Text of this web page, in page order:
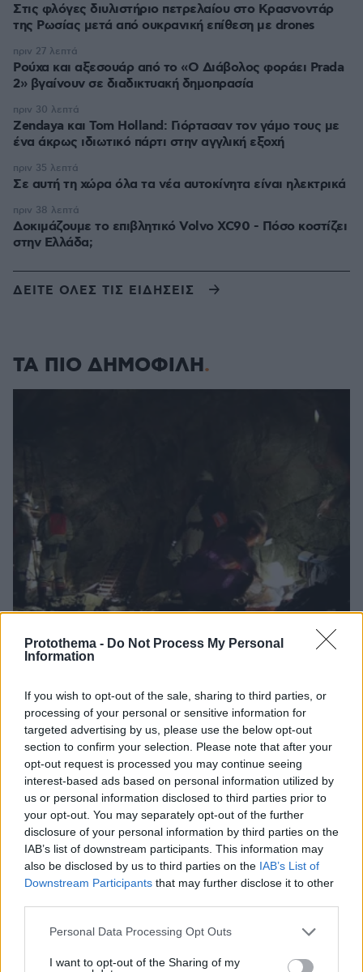
Protothema - Do Not Process My Personal
Information
If you wish to opt-out of the sale, sharing to third parties, or
processing of your personal or sensitive information for
targeted advertising by us, please use the below opt-out
section to confirm your selection. Please note that after your
opt-out request is processed you may continue seeing
interest-based ads based on personal information utilized by
us or personal information disclosed to third parties prior to
your opt-out. You may separately opt-out of the further
disclosure of your personal information by third parties on the
IAB’s list of downstream participants. This information may
also be disclosed by us to third parties on the IAB’s List of
Downstream Participants that may further disclose it to other
Please note that this website/app uses one or more Google
not limited to your visit or usage behaviour. You may click to
Personal Data Processing Opt Outs
I want to opt-out of the Sharing of my
Στις φλόγες διυλιστήριο πετρελαίου στο Κρασνοντάρ
της Ρωσίας μετά από ουκρανική επίθεση με drones
Ρούχα και αξεσουάρ από το «Ο Διάβολος φοράει Prada
2» βγαίνουν σε διαδικτυακή δημοπρασία
πριν 27 λεπτά
Zendaya και Tom Holland: Γιόρτασαν τον γάμο τους με
ένα άκρως ιδιωτικό πάρτι στην αγγλική εξοχή
πριν 30 λεπτά
Σε αυτή τη χώρα όλα τα νέα αυτοκίνητα είναι ηλεκτρικά
πριν 35 λεπτά
Δοκιμάζουμε το επιβλητικό Volvo XC90 - Πόσο κοστίζει
στην Ελλάδα;
πριν 38 λεπτά
ΔΕΙΤΕ ΟΛΕΣ ΤΙΣ ΕΙΔΗΣΕΙΣ
ΤΑ ΠΙΟ ΔΗΜΟΦΙΛΗ
Το «σκουλήκι του διαβόλου» που ζει 1,3 χιλιόμετρα
κάτω από τη Γη και αλλάζει όσα γνωρίζαμε για τη
ζωή: «Οι άνθρωποι δεν κυβερνάμε τον κόσμο»
08.08.2026, 08:57